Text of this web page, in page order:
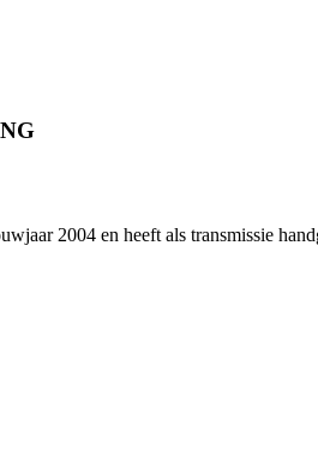
2004 en heeft als transmissie